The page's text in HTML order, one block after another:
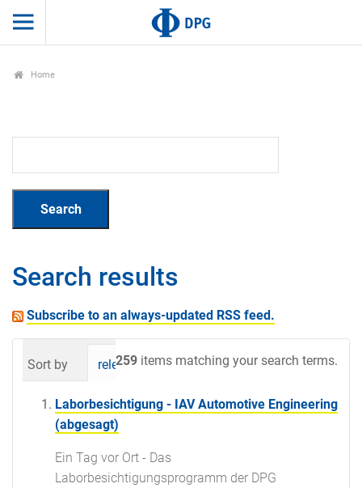
Home
Search results
Subscribe to an always-updated RSS feed.
259 items matching your search terms.
Sort by relevance date (newest first)
Laborbesichtigung - IAV Automotive Engineering
(abgesagt)
Ein Tag vor Ort - Das
Laborbesichtigungsprogramm der DPG